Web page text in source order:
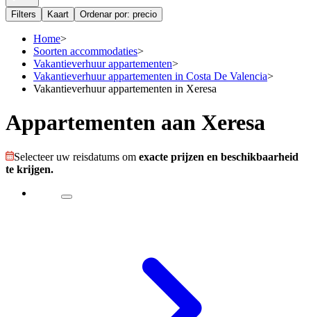
Filters Kaart Ordenar por: precio
Home>
Soorten accommodaties>
Vakantieverhuur appartementen>
Vakantieverhuur appartementen in Costa De Valencia>
Vakantieverhuur appartementen in Xeresa
Appartementen aan Xeresa
Selecteer uw reisdatums om exacte prijzen en beschikbaarheid
te krijgen.